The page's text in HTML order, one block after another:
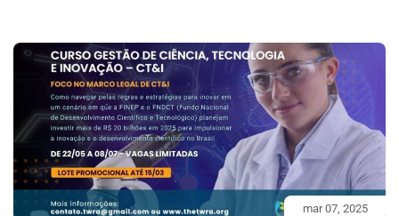
mar 07, 2025